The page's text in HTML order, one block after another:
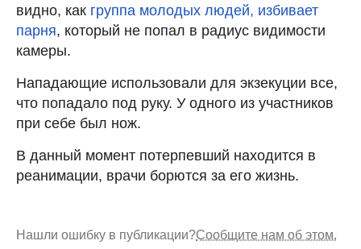
видно, как группа молодых людей, избивает
парня, который не попал в радиус видимости
камеры.
Нападающие использовали для экзекуции все,
что попадало под руку. У одного из участников
при себе был нож.
В данный момент потерпевший находится в
реанимации, врачи борются за его жизнь.
Нашли ошибку в публикации?Сообщите нам об этом.